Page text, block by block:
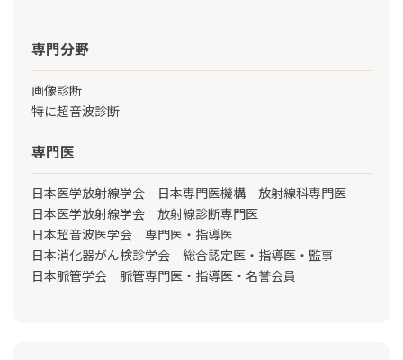
専門分野
画像診断
特に超音波診断
専門医
日本医学放射線学会 日本専門医機構 放射線科専門医
日本医学放射線学会 放射線診断専門医
日本超音波医学会 専門医・指導医
日本消化器がん検診学会 総合認定医・指導医・監事
日本脈管学会 脈管専門医・指導医・名誉会員